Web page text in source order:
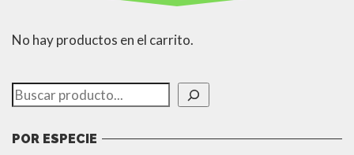
No hay productos en el carrito.
Buscar
POR ESPECIE